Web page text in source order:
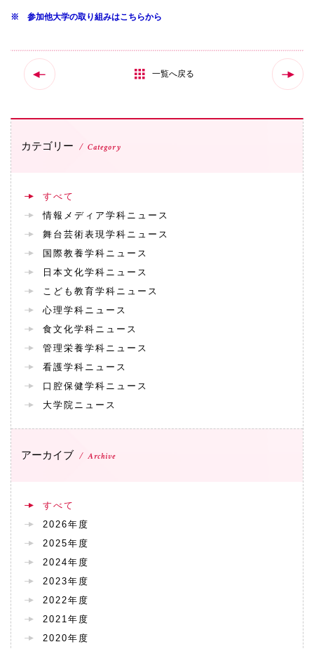
※ 参加他大学の取り組みはこちらから
一覧へ戻る
カテゴリー Category
すべて
情報メディア学科ニュース
舞台芸術表現学科ニュース
国際教養学科ニュース
日本文化学科ニュース
こども教育学科ニュース
心理学科ニュース
食文化学科ニュース
管理栄養学科ニュース
看護学科ニュース
口腔保健学科ニュース
大学院ニュース
アーカイブ Archive
すべて
2026年度
2025年度
2024年度
2023年度
2022年度
2021年度
2020年度